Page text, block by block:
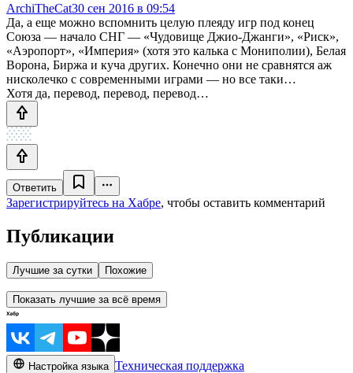
ArchiTheCat30 сен 2016 в 09:54
Да, а еще можно вспомнить целую плеяду игр под конец
Союза — начало СНГ — «Чудовище Джио-Джанги», «Риск»,
«Аэропорт», «Империя» (хотя это калька с Мониполии), Белая
Ворона, Биржа и куча других. Конечно они не сравнятся аж
нисколечко с современными играми — но все таки…
Хотя да, перевод, перевод, перевод…
Ответить
Зарегистрируйтесь на Хабре, чтобы оставить комментарий
Публикации
Лучшие за сутки Похожие
Показать лучшие за всё время
Настройка языка Техническая поддержка